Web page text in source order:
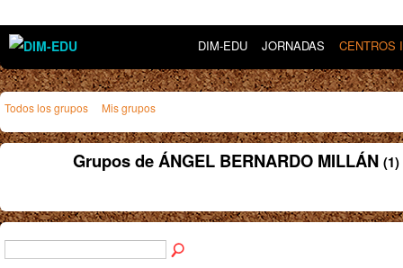
DIM-EDU JORNADAS CENTROS
Todos los grupos Mis grupos
Grupos de ÁNGEL BERNARDO MILLÁN (1)